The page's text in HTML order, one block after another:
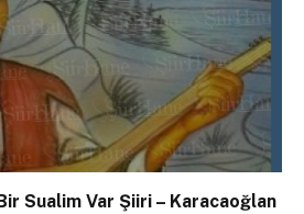
Sualim Var Şiiri – Karacaoğlan